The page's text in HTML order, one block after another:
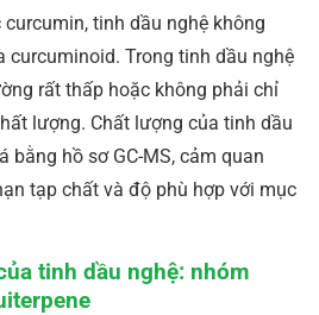
tinh dầu nghệ không
curcuminoid. Trong tinh dầu nghệ
rất thấp hoặc không phải chỉ
lượng. Chất lượng của tinh dầu
bằng hồ sơ GC-MS, cảm quan
tạp chất và độ phù hợp với mục
tinh dầu nghệ: nhóm